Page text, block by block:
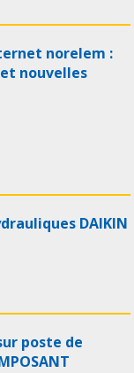
norelem :
nouvelles
DAIKIN
poste de